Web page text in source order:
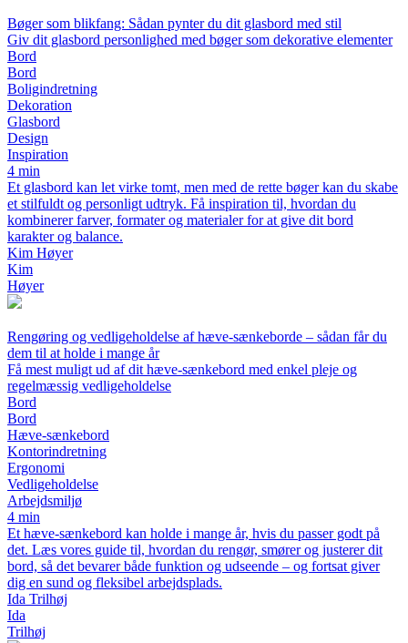
Bøger som blikfang: Sådan pynter du dit glasbord med stil
Giv dit glasbord personlighed med bøger som dekorative elementer
Bord
Bord
Boligindretning
Dekoration
Glasbord
Design
Inspiration
4 min
Et glasbord kan let virke tomt, men med de rette bøger kan du skabe
et stilfuldt og personligt udtryk. Få inspiration til, hvordan du
kombinerer farver, formater og materialer for at give dit bord
karakter og balance.
Kim Høyer
Kim
Høyer
Rengøring og vedligeholdelse af hæve-sænkeborde – sådan får du
dem til at holde i mange år
Få mest muligt ud af dit hæve-sænkebord med enkel pleje og
regelmæssig vedligeholdelse
Bord
Bord
Hæve-sænkebord
Kontorindretning
Ergonomi
Vedligeholdelse
Arbejdsmiljø
4 min
Et hæve-sænkebord kan holde i mange år, hvis du passer godt på
det. Læs vores guide til, hvordan du rengør, smører og justerer dit
bord, så det bevarer både funktion og udseende – og fortsat giver
dig en sund og fleksibel arbejdsplads.
Ida Trilhøj
Ida
Trilhøj